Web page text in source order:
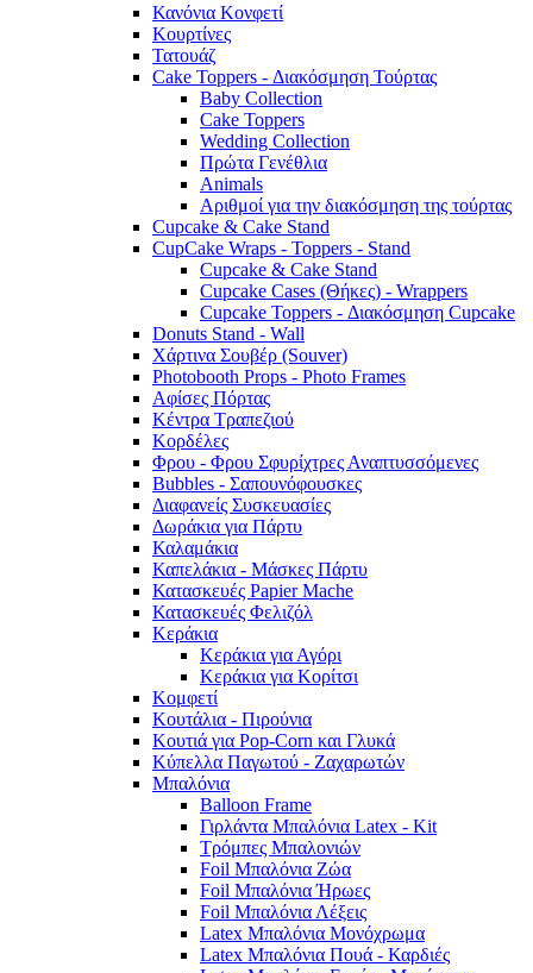
Κανόνια Κονφετί
Κουρτίνες
Τατουάζ
Cake Toppers - Διακόσμηση Τούρτας
Baby Collection
Cake Toppers
Wedding Collection
Πρώτα Γενέθλια
Animals
Αριθμοί για την διακόσμηση της τούρτας
Cupcake & Cake Stand
CupCake Wraps - Toppers - Stand
Cupcake & Cake Stand
Cupcake Cases (Θήκες) - Wrappers
Cupcake Toppers - Διακόσμηση Cupcake
Donuts Stand - Wall
Χάρτινα Σουβέρ (Souver)
Photobooth Props - Photo Frames
Αφίσες Πόρτας
Κέντρα Τραπεζιού
Κορδέλες
Φρου - Φρου Σφυρίχτρες Αναπτυσσόμενες
Bubbles - Σαπουνόφουσκες
Διαφανείς Συσκευασίες
Δωράκια για Πάρτυ
Καλαμάκια
Καπελάκια - Μάσκες Πάρτυ
Κατασκευές Papier Mache
Κατασκευές Φελιζόλ
Κεράκια
Κεράκια για Αγόρι
Κεράκια για Κορίτσι
Κομφετί
Κουτάλια - Πιρούνια
Κουτιά για Pop-Corn και Γλυκά
Κύπελλα Παγωτού - Ζαχαρωτών
Μπαλόνια
Balloon Frame
Γιρλάντα Μπαλόνια Latex - Kit
Τρόμπες Μπαλονιών
Foil Μπαλόνια Ζώα
Foil Μπαλόνια Ήρωες
Foil Μπαλόνια Λέξεις
Latex Μπαλόνια Μονόχρωμα
Latex Μπαλόνια Πουά - Καρδιές